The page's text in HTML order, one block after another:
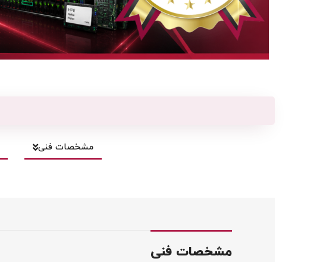
مشخصات فنی
مشخصات فنی